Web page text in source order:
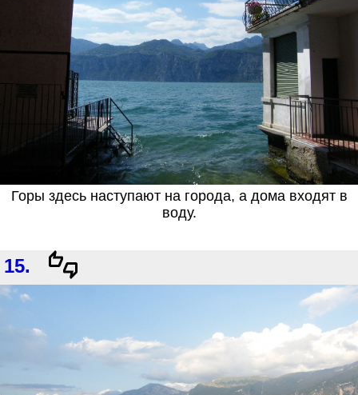
Горы здесь наступают на города, а дома входят в
воду.
15.